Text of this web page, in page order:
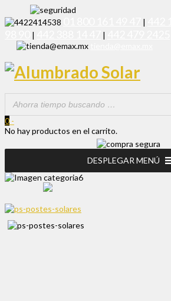
|
| |
0 -
No hay productos en el carrito.
DESPLEGAR MENÚ